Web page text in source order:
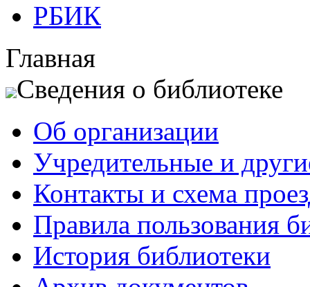
РБИК
Главная
Сведения о библиотеке
Об организации
Учредительные и
Контакты и схема
Правила пользования
История библиотеки